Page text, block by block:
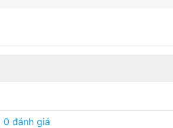
| 0 đánh giá